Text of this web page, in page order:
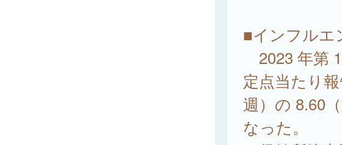
■インフルエ
2023 年第
定点当たり
週）の 8.60
なった。